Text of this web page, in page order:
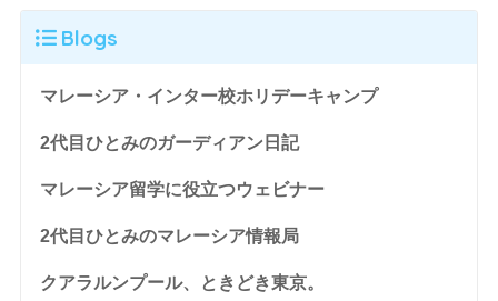
Blogs
マレーシア・インター校ホリデーキャンプ
2代目ひとみのガーディアン日記
マレーシア留学に役立つウェビナー
2代目ひとみのマレーシア情報局
クアラルンプール、ときどき東京。